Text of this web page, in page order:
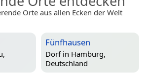
Orte aus allen Ecken der Welt
Fünfhausen
Dorf in Hamburg,
Deutschland